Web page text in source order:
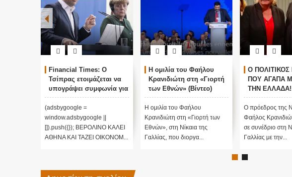
Financial Times: Ο
Τσίπρας ετοιμάζεται να
υπογράψει συμφωνία για
επιστροφή μεταναστών
(adsbygoogle =
window.adsbygoogle ||
[]).push({}); ΒΕΡΟΛΙΝΟ ΚΑΛΕΙ
ΑΘΗΝΑ ΚΑΙ ΤΑΖΕΙ ΟΙΚΟΝΟΜ...
Η ομιλία του Φαήλου
Κρανιδιώτη στη «Γιορτή
των Εθνών» (Βίντεο)
H ομιλία του Φαήλου
Κρανιδιώτη στη «Γιορτή των
Εθνών», στη Νίκαια της
Γαλλίας, που διοργα...
Ο ΠΟΛΙΤΙΚΟΣ ΗΓΕΤΗΣ
ΠΟΥ ΑΓΑΠΑ ΜΕ ΠΑΘΟΣ
ΤΗΝ ΕΛΛΑΔΑ!
Κρανιδιώτης και Μαρίν
Λεπέν ενάντια στην
ισοπέδωση της
παγκοσμιοποίησης και
τον εποικισμό...!!!
Ο πρόεδρος της Νέας Δεξιάς
Φαήλος Κρανιδιώτης βρέθηκε
σε συνέδριο στη Νίκαια της
Γαλλίας με την...